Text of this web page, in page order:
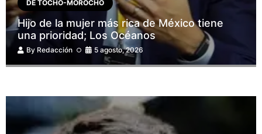
DE TOCHO-MOROCHO
Hijo de la mujer más rica de México tiene
una prioridad; Los Océanos
By Redacción 5 agosto, 2026